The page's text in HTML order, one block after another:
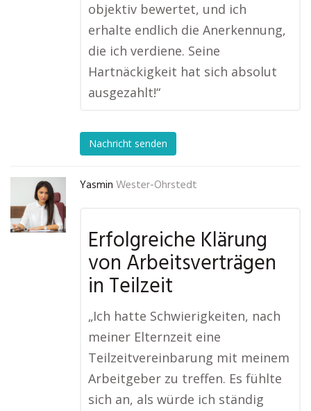
objektiv bewertet, und ich
erhalte endlich die Anerkennung,
die ich verdiene. Seine
Hartnäckigkeit hat sich absolut
ausgezahlt!“
Nachricht senden
Yasmin Wester-Ohrstedt
Erfolgreiche Klärung
von Arbeitsverträgen
in Teilzeit
„Ich hatte Schwierigkeiten, nach
meiner Elternzeit eine
Teilzeitvereinbarung mit meinem
Arbeitgeber zu treffen. Es fühlte
sich an, als würde ich ständig